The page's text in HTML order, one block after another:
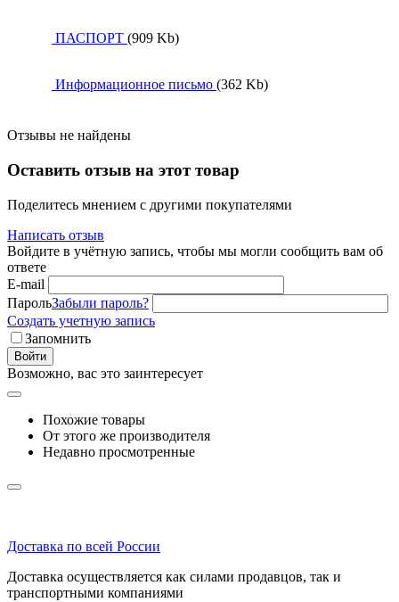
ПАСПОРТ (909 Kb)
Информационное письмо (362 Kb)
Отзывы не найдены
Оставить отзыв на этот товар
Поделитесь мнением с другими покупателями
Написать отзыв
Войдите в учётную запись, чтобы мы могли сообщить вам об
ответе
E-mail
ПарольЗабыли пароль?
Создать учетную запись
Запомнить
Войти
Возможно, вас это заинтересует
Похожие товары
От этого же производителя
Недавно просмотренные
Доставка по всей России
Доставка осуществляется как силами продавцов, так и
транспортными компаниями